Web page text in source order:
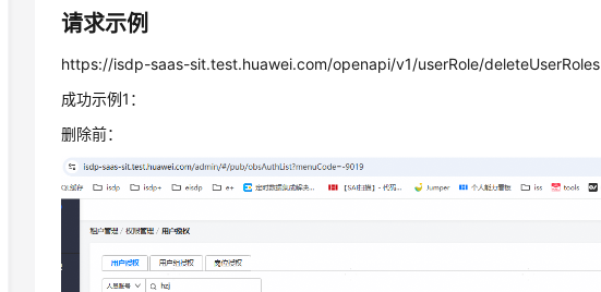
请求示例
https://isdp-saas-sit.test.huawei.com/openapi/v1/userRole/deleteUserRoles
成功示例1：
删除前：